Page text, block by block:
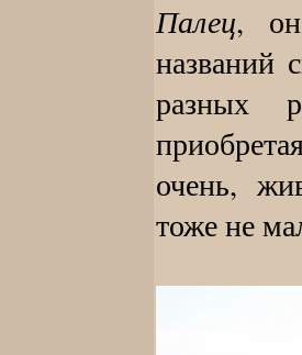
Палец,
названий
разных
очень,
тоже не